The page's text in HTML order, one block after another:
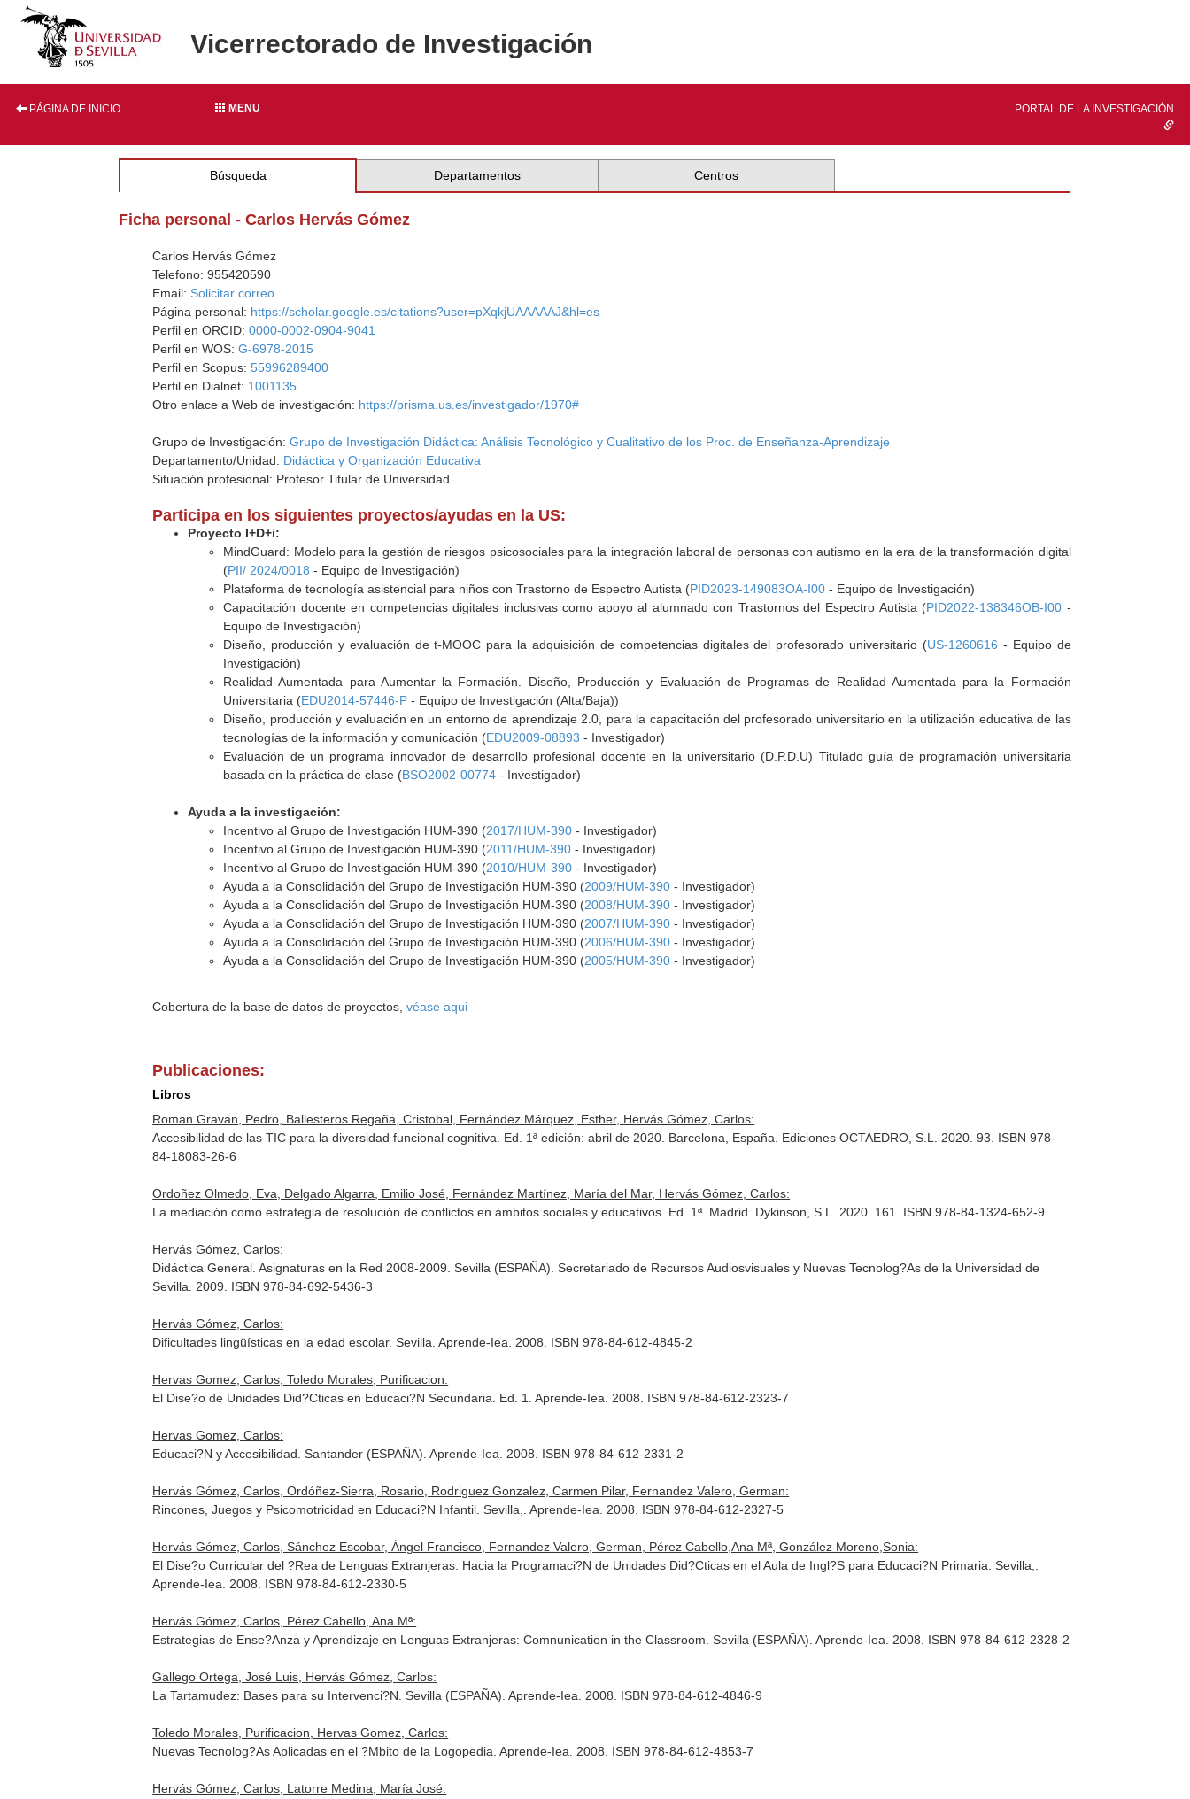
Vicerrectorado de Investigación
PÁGINA DE INICIO MENU PORTAL DE LA INVESTIGACIÓN
Búsqueda Departamentos Centros
Ficha personal - Carlos Hervás Gómez
Carlos Hervás Gómez
Telefono: 955420590
Email: Solicitar correo
Página personal: https://scholar.google.es/citations?user=pXqkjUAAAAAJ&hl=es
Perfil en ORCID:0000-0002-0904-9041
Perfil en WOS:G-6978-2015
Perfil en Scopus:55996289400
Perfil en Dialnet: 1001135
Otro enlace a Web de investigación: https://prisma.us.es/investigador/1970#
Grupo de Investigación:Grupo de Investigación Didáctica: Análisis Tecnológico y Cualitativo de los Proc. de Enseñanza-Aprendizaje
Departamento/Unidad: Didáctica y Organización Educativa
Situación profesional: Profesor Titular de Universidad
Participa en los siguientes proyectos/ayudas en la US:
Proyecto I+D+i:
MindGuard: Modelo para la gestión de riesgos psicosociales para la integración laboral de personas con autismo en la era de la transformación digital
(PII/ 2024/0018 - Equipo de Investigación)
Plataforma de tecnología asistencial para niños con Trastorno de Espectro Autista (PID2023-149083OA-I00 - Equipo de Investigación)
Capacitación docente en competencias digitales inclusivas como apoyo al alumnado con Trastornos del Espectro Autista (PID2022-138346OB-I00 -
Equipo de Investigación)
Diseño, producción y evaluación de t-MOOC para la adquisición de competencias digitales del profesorado universitario (US-1260616 - Equipo de
Investigación)
Realidad Aumentada para Aumentar la Formación. Diseño, Producción y Evaluación de Programas de Realidad Aumentada para la Formación
Universitaria (EDU2014-57446-P - Equipo de Investigación (Alta/Baja))
Diseño, producción y evaluación en un entorno de aprendizaje 2.0, para la capacitación del profesorado universitario en la utilización educativa de las
tecnologías de la información y comunicación (EDU2009-08893 - Investigador)
Evaluación de un programa innovador de desarrollo profesional docente en la universitario (D.P.D.U) Titulado guía de programación universitaria
basada en la práctica de clase (BSO2002-00774 - Investigador)
Ayuda a la investigación:
Incentivo al Grupo de Investigación HUM-390 (2017/HUM-390 - Investigador)
Incentivo al Grupo de Investigación HUM-390 (2011/HUM-390 - Investigador)
Incentivo al Grupo de Investigación HUM-390 (2010/HUM-390 - Investigador)
Ayuda a la Consolidación del Grupo de Investigación HUM-390 (2009/HUM-390 - Investigador)
Ayuda a la Consolidación del Grupo de Investigación HUM-390 (2008/HUM-390 - Investigador)
Ayuda a la Consolidación del Grupo de Investigación HUM-390 (2007/HUM-390 - Investigador)
Ayuda a la Consolidación del Grupo de Investigación HUM-390 (2006/HUM-390 - Investigador)
Ayuda a la Consolidación del Grupo de Investigación HUM-390 (2005/HUM-390 - Investigador)
Cobertura de la base de datos de proyectos,véase aqui
Publicaciones:
Libros
Roman Gravan, Pedro, Ballesteros Regaña, Cristobal, Fernández Márquez, Esther, Hervás Gómez, Carlos:
Accesibilidad de las TIC para la diversidad funcional cognitiva. Ed. 1ª edición: abril de 2020. Barcelona, España. Ediciones OCTAEDRO, S.L. 2020. 93. ISBN 978-
84-18083-26-6
Ordoñez Olmedo, Eva, Delgado Algarra, Emilio José, Fernández Martínez, María del Mar, Hervás Gómez, Carlos:
La mediación como estrategia de resolución de conflictos en ámbitos sociales y educativos. Ed. 1ª. Madrid. Dykinson, S.L. 2020. 161. ISBN 978-84-1324-652-9
Hervás Gómez, Carlos:
Didáctica General. Asignaturas en la Red 2008-2009. Sevilla (ESPAÑA). Secretariado de Recursos Audiosvisuales y Nuevas Tecnolog?As de la Universidad de
Sevilla. 2009. ISBN 978-84-692-5436-3
Hervás Gómez, Carlos:
Dificultades lingüísticas en la edad escolar. Sevilla. Aprende-Iea. 2008. ISBN 978-84-612-4845-2
Hervas Gomez, Carlos, Toledo Morales, Purificacion:
El Dise?o de Unidades Did?Cticas en Educaci?N Secundaria. Ed. 1. Aprende-Iea. 2008. ISBN 978-84-612-2323-7
Hervas Gomez, Carlos:
Educaci?N y Accesibilidad. Santander (ESPAÑA). Aprende-Iea. 2008. ISBN 978-84-612-2331-2
Hervás Gómez, Carlos, Ordóñez-Sierra, Rosario, Rodriguez Gonzalez, Carmen Pilar, Fernandez Valero, German:
Rincones, Juegos y Psicomotricidad en Educaci?N Infantil. Sevilla,. Aprende-Iea. 2008. ISBN 978-84-612-2327-5
Hervás Gómez, Carlos, Sánchez Escobar, Ángel Francisco, Fernandez Valero, German, Pérez Cabello,Ana Mª, González Moreno,Sonia:
El Dise?o Curricular del ?Rea de Lenguas Extranjeras: Hacia la Programaci?N de Unidades Did?Cticas en el Aula de Ingl?S para Educaci?N Primaria. Sevilla,.
Aprende-Iea. 2008. ISBN 978-84-612-2330-5
Hervás Gómez, Carlos, Pérez Cabello, Ana Mª:
Estrategias de Ense?Anza y Aprendizaje en Lenguas Extranjeras: Comnunication in the Classroom. Sevilla (ESPAÑA). Aprende-Iea. 2008. ISBN 978-84-612-2328-2
Gallego Ortega, José Luis, Hervás Gómez, Carlos:
La Tartamudez: Bases para su Intervenci?N. Sevilla (ESPAÑA). Aprende-Iea. 2008. ISBN 978-84-612-4846-9
Toledo Morales, Purificacion, Hervas Gomez, Carlos:
Nuevas Tecnolog?As Aplicadas en el ?Mbito de la Logopedia. Aprende-Iea. 2008. ISBN 978-84-612-4853-7
Hervás Gómez, Carlos, Latorre Medina, María José: